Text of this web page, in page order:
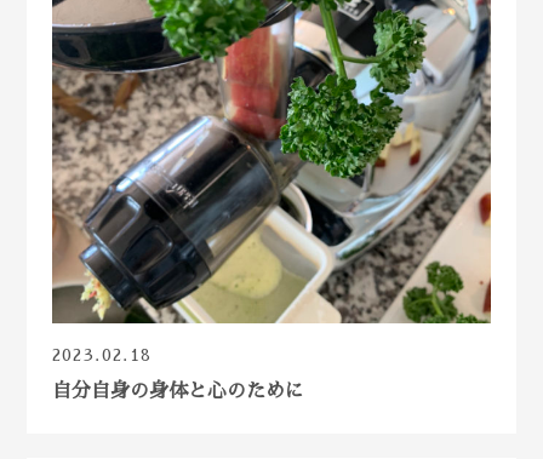
2023.02.18
自分自身の身体と心のために